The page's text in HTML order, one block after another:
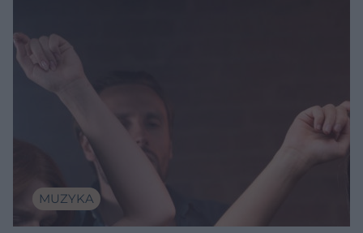
MUZYKA